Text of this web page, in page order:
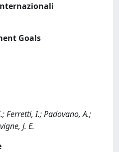
Goals
Ferretti, I.; Padovano, A.;
J. E.